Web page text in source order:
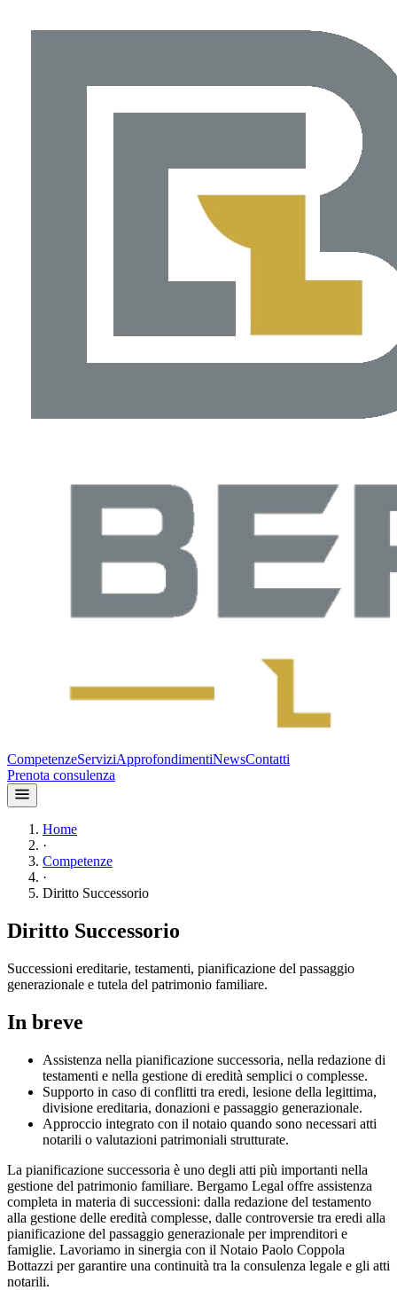
CompetenzeServiziApprofondimentiNewsContatti
Prenota consulenza
Home
·
Competenze
·
Diritto Successorio
Diritto Successorio
Successioni ereditarie, testamenti, pianificazione del passaggio
generazionale e tutela del patrimonio familiare.
In breve
Assistenza nella pianificazione successoria, nella redazione di
testamenti e nella gestione di eredità semplici o complesse.
Supporto in caso di conflitti tra eredi, lesione della legittima,
divisione ereditaria, donazioni e passaggio generazionale.
Approccio integrato con il notaio quando sono necessari atti
notarili o valutazioni patrimoniali strutturate.
La pianificazione successoria è uno degli atti più importanti nella
gestione del patrimonio familiare. Bergamo Legal offre assistenza
completa in materia di successioni: dalla redazione del testamento
alla gestione delle eredità complesse, dalle controversie tra eredi alla
pianificazione del passaggio generazionale per imprenditori e
famiglie. Lavoriamo in sinergia con il Notaio Paolo Coppola
Bottazzi per garantire una continuità tra la consulenza legale e gli atti
notarili.